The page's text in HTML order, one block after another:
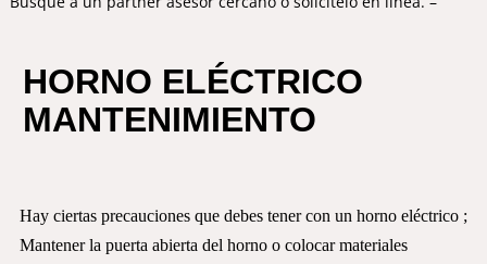
HORNO ELÉCTRICO
MANTENIMIENTO
Hay ciertas precauciones que debes tener con un horno eléctrico ;
Mantener la puerta abierta del horno o colocar materiales